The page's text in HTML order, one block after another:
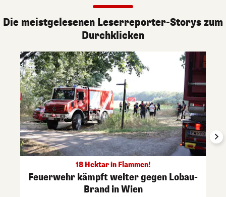
Die meistgelesenen Leserreporter-Storys zum
Durchklicken
18 Hektar in Flammen!
Feuerwehr kämpft weiter gegen Lobau-
Brand in Wien